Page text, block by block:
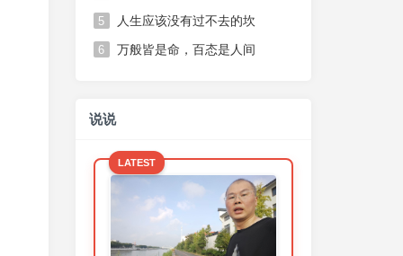
5 人生应该没有过不去的坎
6 万般皆是命，百态是人间
说说
LATEST
练胸➕练臂
20260806（2026-94）